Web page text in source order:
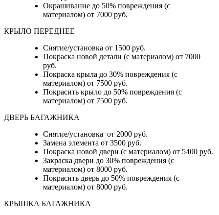
Окрашивание до 50% повреждения (с
материалом) от 7000 руб.
КРЫЛО ПЕРЕДНЕЕ
Снятие/установка от 1500 руб.
Покраска новой детали (с материалом) от 7000
руб.
Покраска крыла до 30% повреждения (с
материалом) от 7500 руб.
Покрасить крыло до 50% повреждения (с
материалом) от 7500 руб.
ДВЕРЬ БАГАЖНИКА
Снятие/установка от 2000 руб.
Замена элемента от 3500 руб.
Покраска новой двери (с материалом) от 5400 руб.
Закраска двери до 30% повреждения (с
материалом) от 8000 руб.
Покрасить дверь до 50% повреждения (с
материалом) от 8000 руб.
КРЫШКА БАГАЖНИКА